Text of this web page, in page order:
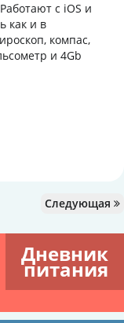
с iOS и
как и в
компас,
и 4Gb
Следующая
Дневник
питания